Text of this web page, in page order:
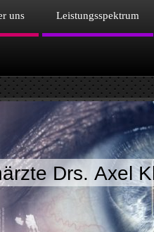
uns Leistungsspektrum
Drs. Axel